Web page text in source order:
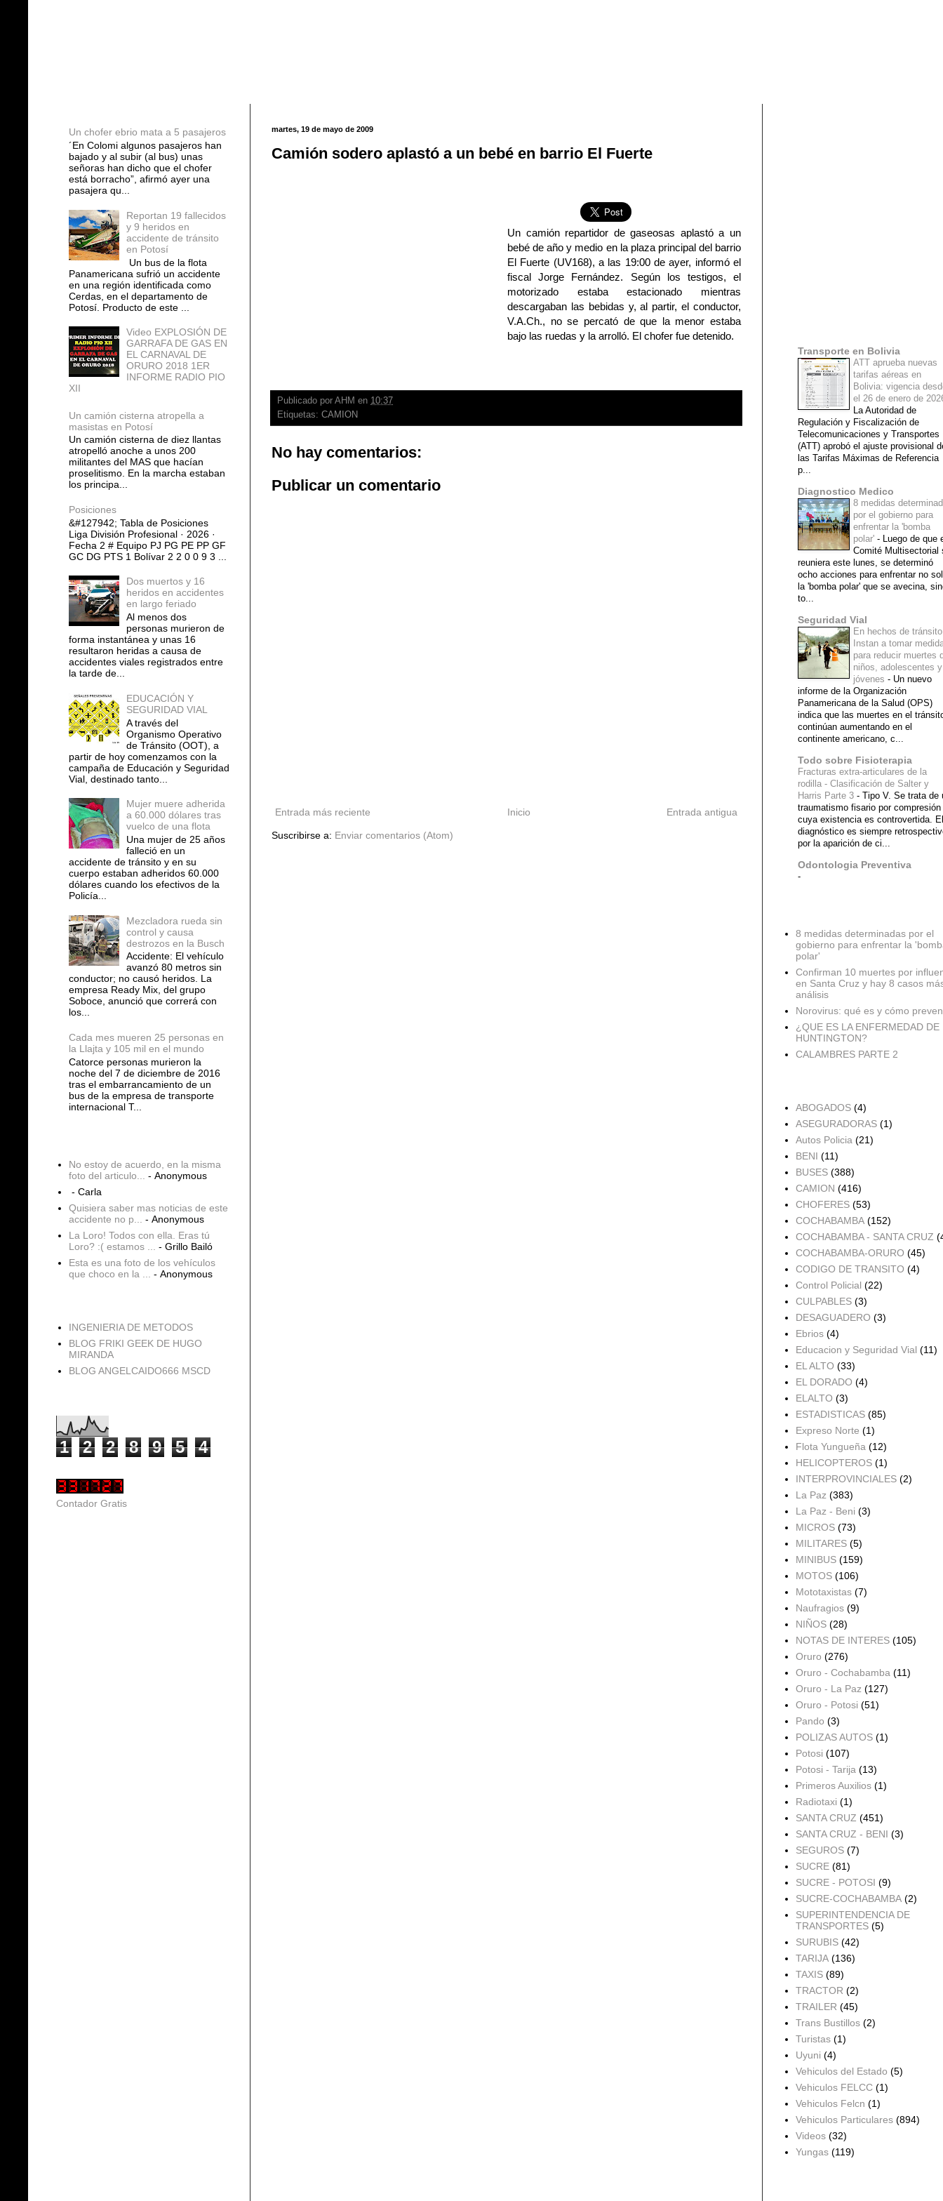
martes, 19 de mayo de 2009
Camión sodero aplastó a un bebé en barrio El Fuerte
Un camión repartidor de gaseosas aplastó a un
bebé de año y medio en la plaza principal del barrio
El Fuerte (UV168), a las 19:00 de ayer, informó el
fiscal Jorge Fernández. Según los testigos, el
motorizado estaba estacionado mientras
descargaban las bebidas y, al partir, el conductor,
V.A.Ch., no se percató de que la menor estaba
bajo las ruedas y la arrolló. El chofer fue detenido.
Publicado por AHM en 10:37
Etiquetas: CAMION
No hay comentarios:
Publicar un comentario
Entrada más reciente Entrada antigua
Inicio
Suscribirse a: Enviar comentarios (Atom)
Un chofer ebrio mata a 5 pasajeros
´En Colomi algunos pasajeros han
bajado y al subir (al bus) unas
señoras han dicho que el chofer
está borracho”, afirmó ayer una
pasajera qu...
Reportan 19 fallecidos
y 9 heridos en
accidente de tránsito
en Potosí
Un bus de la flota
Panamericana sufrió un accidente
en una región identificada como
Cerdas, en el departamento de
Potosí. Producto de este ...
Video EXPLOSIÓN DE
GARRAFA DE GAS EN
EL CARNAVAL DE
ORURO 2018 1ER
INFORME RADIO PIO
XII
Un camión cisterna atropella a
masistas en Potosí
Un camión cisterna de diez llantas
atropelló anoche a unos 200
militantes del MAS que hacían
proselitismo. En la marcha estaban
los principa...
Posiciones
&#127942; Tabla de Posiciones
Liga División Profesional · 2026 ·
Fecha 2 # Equipo PJ PG PE PP GF
GC DG PTS 1 Bolívar 2 2 0 0 9 3 ...
Dos muertos y 16
heridos en accidentes
en largo feriado
Al menos dos
personas murieron de
forma instantánea y unas 16
resultaron heridas a causa de
accidentes viales registrados entre
la tarde de...
EDUCACIÓN Y
SEGURIDAD VIAL
A través del
Organismo Operativo
de Tránsito (OOT), a
partir de hoy comenzamos con la
campaña de Educación y Seguridad
Vial, destinado tanto...
Mujer muere adherida
a 60.000 dólares tras
vuelco de una flota
Una mujer de 25 años
falleció en un
accidente de tránsito y en su
cuerpo estaban adheridos 60.000
dólares cuando los efectivos de la
Policía...
Mezcladora rueda sin
control y causa
destrozos en la Busch
Accidente: El vehículo
avanzó 80 metros sin
conductor; no causó heridos. La
empresa Ready Mix, del grupo
Soboce, anunció que correrá con
los...
Cada mes mueren 25 personas en
la Llajta y 105 mil en el mundo
Catorce personas murieron la
noche del 7 de diciembre de 2016
tras el embarrancamiento de un
bus de la empresa de transporte
internacional T...
No estoy de acuerdo, en la misma
foto del articulo...
- Anonymous
- Carla
Quisiera saber mas noticias de este
accidente no p...
- Anonymous
La Loro! Todos con ella. Eras tú
Loro? :( estamos ...
- Grillo Bailó
Esta es una foto de los vehículos
que choco en la ...
- Anonymous
INGENIERIA DE METODOS
BLOG FRIKI GEEK DE HUGO
MIRANDA
BLOG ANGELCAIDO666 MSCD
1 2 2 8 9 5 4
Contador Gratis
Transporte en Bolivia
ATT aprueba nuevas
tarifas aéreas en
Bolivia: vigencia
el 26 de enero de
La Autoridad de
Regulación y Fiscalización de
Telecomunicaciones y Transportes
(ATT) aprobó el ajuste provisional
las Tarifas Máximas de Referencia
p...
Diagnostico Medico
8 medidas
por el gobierno para
enfrentar la 'bomba
polar' - Luego de que
Comité Multisectorial
reuniera este lunes, se determinó
ocho acciones para enfrentar no
la 'bomba polar' que se avecina,
to...
Seguridad Vial
En hechos de tránsito
Instan a tomar
para reducir muertes
niños, adolescentes y
jóvenes - Un nuevo
informe de la Organización
Panamericana de la Salud (OPS)
indica que las muertes en el
continúan aumentando en el
continente americano, c...
Todo sobre Fisioterapia
Fracturas extra-articulares de la
rodilla - Clasificación de Salter y
Harris Parte 3 - Tipo V. Se trata de
traumatismo fisario por compresión
cuya existencia es controvertida. El
diagnóstico es siempre
por la aparición de ci...
Odontologia Preventiva
-
8 medidas determinadas por el
gobierno para enfrentar la
polar'
Confirman 10 muertes por
en Santa Cruz y hay 8 casos
análisis
Norovirus: qué es y cómo
¿QUE ES LA ENFERMEDAD DE
HUNTINGTON?
CALAMBRES PARTE 2
ABOGADOS (4)
ASEGURADORAS (1)
Autos Policia (21)
BENI (11)
BUSES (388)
CAMION (416)
CHOFERES (53)
COCHABAMBA (152)
COCHABAMBA - SANTA CRUZ
COCHABAMBA-ORURO (45)
CODIGO DE TRANSITO (4)
Control Policial (22)
CULPABLES (3)
DESAGUADERO (3)
Ebrios (4)
Educacion y Seguridad Vial (11)
EL ALTO (33)
EL DORADO (4)
ELALTO (3)
ESTADISTICAS (85)
Expreso Norte (1)
Flota Yungueña (12)
HELICOPTEROS (1)
INTERPROVINCIALES (2)
La Paz (383)
La Paz - Beni (3)
MICROS (73)
MILITARES (5)
MINIBUS (159)
MOTOS (106)
Mototaxistas (7)
Naufragios (9)
NIÑOS (28)
NOTAS DE INTERES (105)
Oruro (276)
Oruro - Cochabamba (11)
Oruro - La Paz (127)
Oruro - Potosi (51)
Pando (3)
POLIZAS AUTOS (1)
Potosi (107)
Potosi - Tarija (13)
Primeros Auxilios (1)
Radiotaxi (1)
SANTA CRUZ (451)
SANTA CRUZ - BENI (3)
SEGUROS (7)
SUCRE (81)
SUCRE - POTOSI (9)
SUCRE-COCHABAMBA (2)
SUPERINTENDENCIA DE
TRANSPORTES (5)
SURUBIS (42)
TARIJA (136)
TAXIS (89)
TRACTOR (2)
TRAILER (45)
Trans Bustillos (2)
Turistas (1)
Uyuni (4)
Vehiculos del Estado (5)
Vehiculos FELCC (1)
Vehiculos Felcn (1)
Vehiculos Particulares (894)
Videos (32)
Yungas (119)